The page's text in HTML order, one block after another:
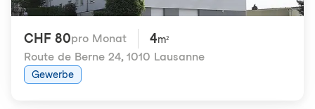
CHF 80pro Monat 4m²
Route de Berne 24, 1010 Lausanne
Gewerbe